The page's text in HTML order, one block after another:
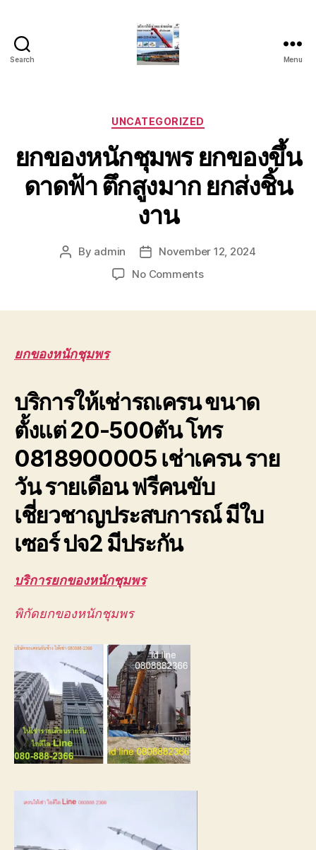
Search
รถ
เครน
รถ
เฮี๊ยบ
รถ
สไลด์
ขนส่ง
เครื่องจักร
0818900005
Menu
Categories
UNCATEGORIZED
ยกของหนักชุมพร ยกของขึ้น
ดาดฟ้า ตึกสูงมาก ยกส่งชิ้น
งาน
Post
By admin
Post
date
November 12, 2024
No Commentson
ดาดฟ้า
ตึก
สูง
ยก
ชิ้น
งาน
ยกของหนักชุมพร
บริการให้เช่ารถเครน ขนาด
ตั้งแต่ 20-500ตัน โทร
0818900005 เช่าเครน ราย
วัน รายเดือน ฟรีคนขับ
เชี่ยวชาญประสบการณ์ มีใบ
เซอร์ ปจ2 มีประกัน
บริการยกของหนักชุมพร
พิกัดยกของหนักชุมพร